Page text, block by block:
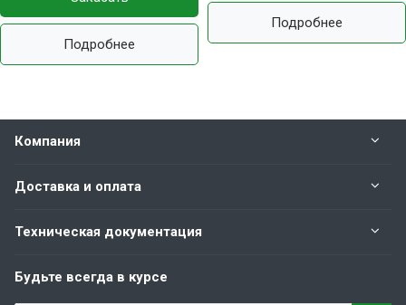
Подробнее
Подробнее
Компания
Доставка и оплата
Техническая документация
Будьте всегда в курсе